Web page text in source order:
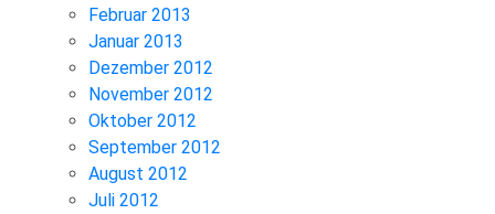
Februar 2013
Januar 2013
Dezember 2012
November 2012
Oktober 2012
September 2012
August 2012
Juli 2012